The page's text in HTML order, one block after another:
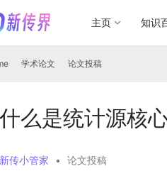
主页 知识
学术论文 论文投稿
什么是统计源核
新传小管家 • 论文投稿